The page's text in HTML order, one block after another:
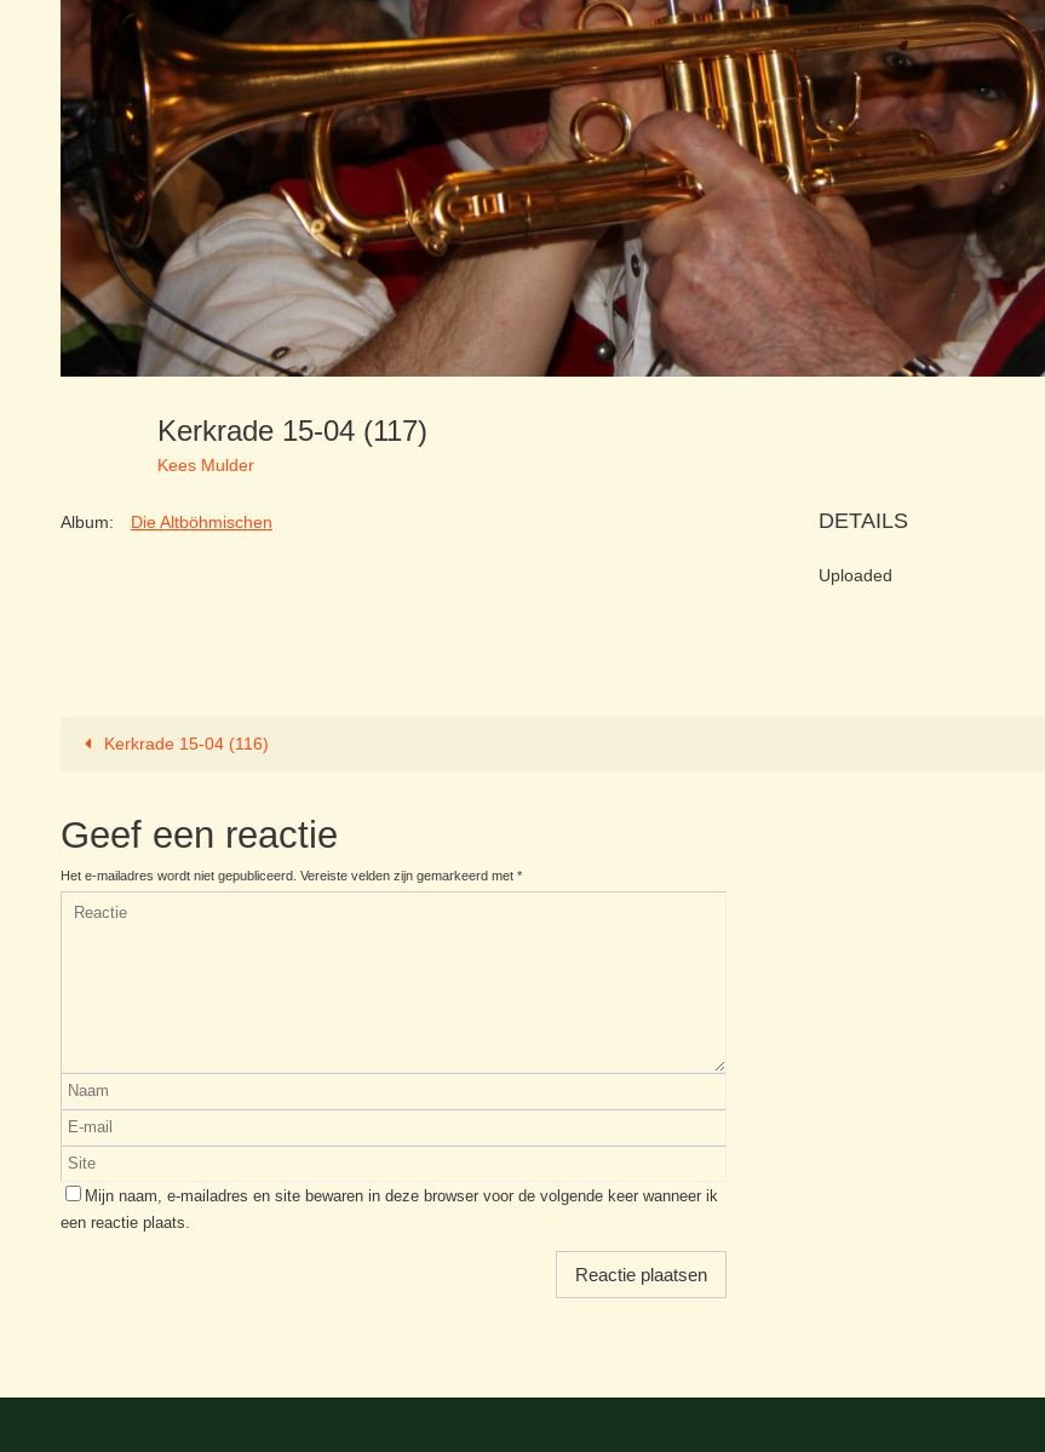
Kerkrade 15-04 (117)
Kees Mulder
Album: Die Altböhmischen DETAILS
Uploaded
Kerkrade 15-04 (116)
Geef een reactie
Het e-mailadres wordt niet gepubliceerd. Vereiste velden zijn gemarkeerd met *
Mijn naam, e-mailadres en site bewaren in deze browser voor de volgende keer wanneer ik
een reactie plaats.